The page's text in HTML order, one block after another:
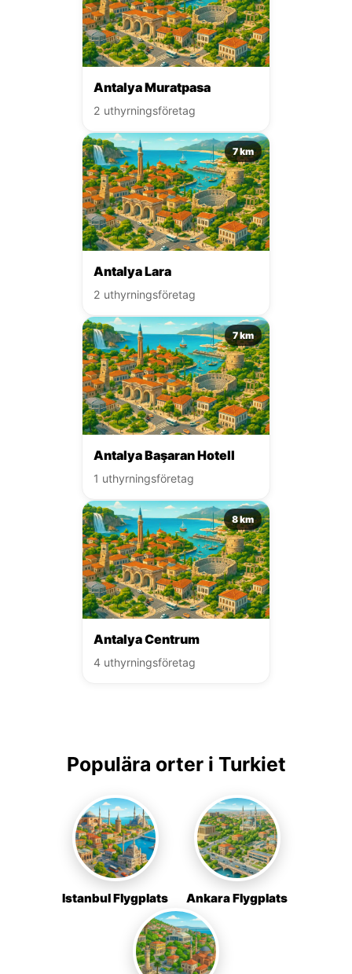
Antalya Muratpasa
2 uthyrningsföretag
7 km
Antalya Lara
2 uthyrningsföretag
7 km
Antalya Başaran Hotell
1 uthyrningsföretag
8 km
Antalya Centrum
4 uthyrningsföretag
Populära orter i Turkiet
Istanbul Flygplats Ankara Flygplats